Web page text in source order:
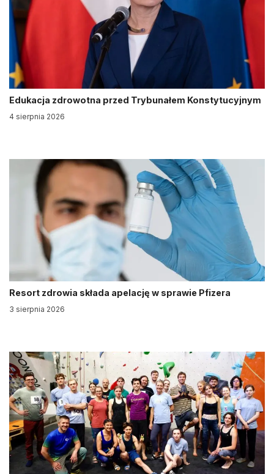
Edukacja zdrowotna przed Trybunałem Konstytucyjnym
4 sierpnia 2026
Resort zdrowia składa apelację w sprawie Pfizera
3 sierpnia 2026